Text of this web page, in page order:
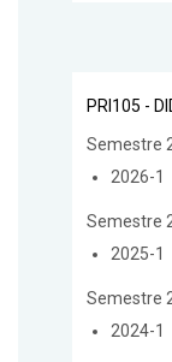
PRI105 -
Semestre
2026-1
Semestre
2025-1
Semestre
2024-1